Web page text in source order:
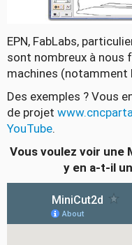
EPN, FabLabs,
sont nombreux à nous
machines (notamment
Des exemples ? Vous
de projet
YouTube.
Vous voulez voir une
y en a-t-il